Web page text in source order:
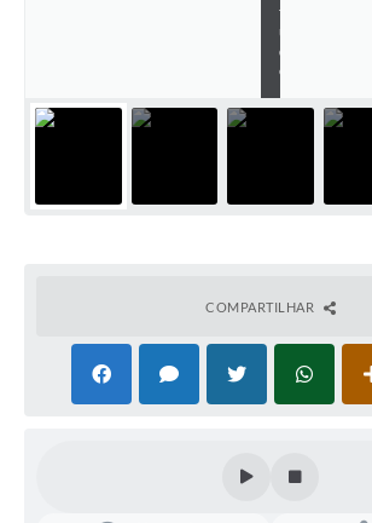
t
u
d
e
COMPARTILHAR